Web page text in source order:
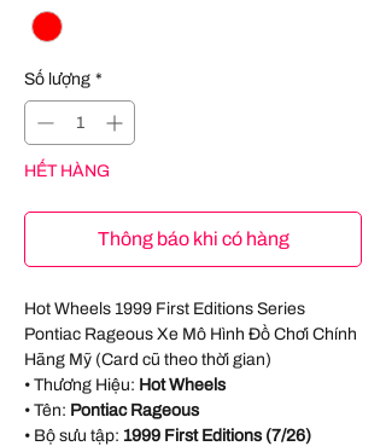
Số lượng *
HẾT HÀNG
Thông báo khi có hàng
Hot Wheels 1999 First Editions Series
Pontiac Rageous Xe Mô Hình Đồ Chơi Chính
Hãng Mỹ (Card cũ theo thời gian)
• Thương Hiệu: Hot Wheels
• Tên: Pontiac Rageous
• Bộ sưu tập: 1999 First Editions (7/26)